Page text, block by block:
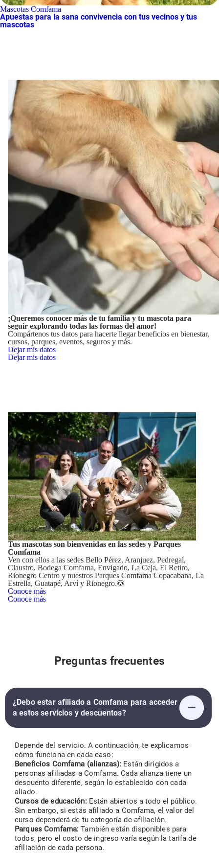
Mascotas Comfama
Apuestas para la sana convivencia con tus vecinos y tus
mascotas
¡Queremos conocer más de tu familia y tu mascota para
seguir explorando todas las formas del amor!
Compártenos tus datos para hacerte llegar beneficios en bienestar,
cursos, parques, eventos, seguros y más.
Dejar mis datos
Dejar mis datos
Tus mascotas son bienvenidas en las sedes y Parques
Comfama
Ven con ellos a las sedes Bello Pérez, Aranjuez, Pedregal,
Claustro, Bodega Comfama, Envigado, La Ceja, El Retiro,
Rionegro Centro y nuestros Parques Comfama Copacabana, La
Estrella, Guatapé, Arví y Rionegro.🐶
Conoce más
Conoce más
Preguntas frecuentes
¿Debo estar afiliado a Comfama para acceder
a estos servicios y descuentos?
Depende del servicio. A continuación, te explicamos
cómo funciona en cada caso:
Beneficios Comfama (alianzas): Están dirigidos a
personas afiliadas a Comfama. Cada alianza tiene un
descuento diferente, según lo establecido con cada
aliado.
Cursos de educación:Están abiertos a todo el público.
Sin embargo, si estás afiliado a Comfama, el valor del
curso dependerá de tu categoría de afiliación.
Parques Comfama:También están disponibles para
todos, pero el costo de ingreso varía según la tarifa de
afiliación de cada persona.